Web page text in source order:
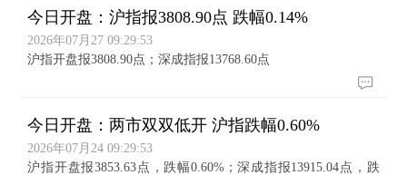
今日开盘：沪指报3808.90点 跌幅0.14%
2026年07月27 09:29:53
沪指开盘报3808.90点；深成指报13768.60点
今日开盘：两市双双低开 沪指跌幅0.60%
2026年07月24 09:29:53
沪指开盘报3853.63点，跌幅0.60%；深成指报13915.04点，跌